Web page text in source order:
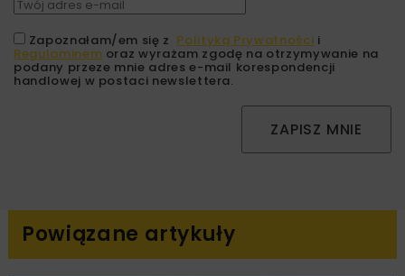
Zapoznałam/em się z Polityką Prywatności i
Regulaminem oraz wyrażam zgodę na otrzymywanie na
podany przeze mnie adres e-mail korespondencji
handlowej w postaci newslettera.
ZAPISZ MNIE
Powiązane artykuły